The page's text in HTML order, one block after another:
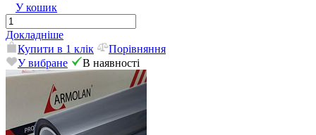
У кошик
Докладніше
Купити в 1 клік
Порівняння
У вибране
В наявності